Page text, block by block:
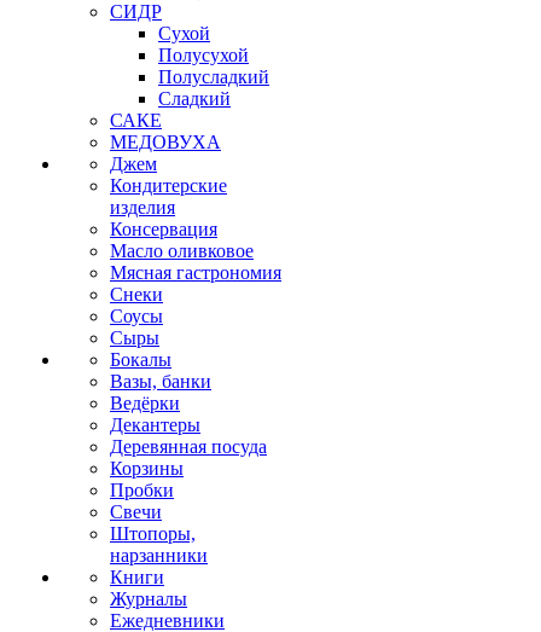
СИДР
Сухой
Полусухой
Полусладкий
Сладкий
САКЕ
МЕДОВУХА
Джем
Кондитерские
изделия
Консервация
Масло оливковое
Мясная гастрономия
Снеки
Соусы
Сыры
Бокалы
Вазы, банки
Ведёрки
Декантеры
Деревянная посуда
Корзины
Пробки
Свечи
Штопоры,
нарзанники
Книги
Журналы
Ежедневники